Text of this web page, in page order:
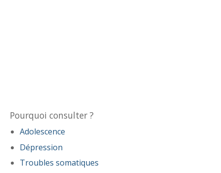
Pourquoi consulter ?
Adolescence
Dépression
Troubles somatiques